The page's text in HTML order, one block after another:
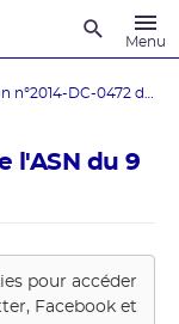
Menu
l'ASN du 9
pour accéder
Facebook et